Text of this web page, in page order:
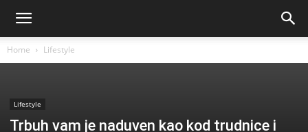
Home Lifestyle
Lifestyle
Trbuh vam je naduven kao kod trudnice i